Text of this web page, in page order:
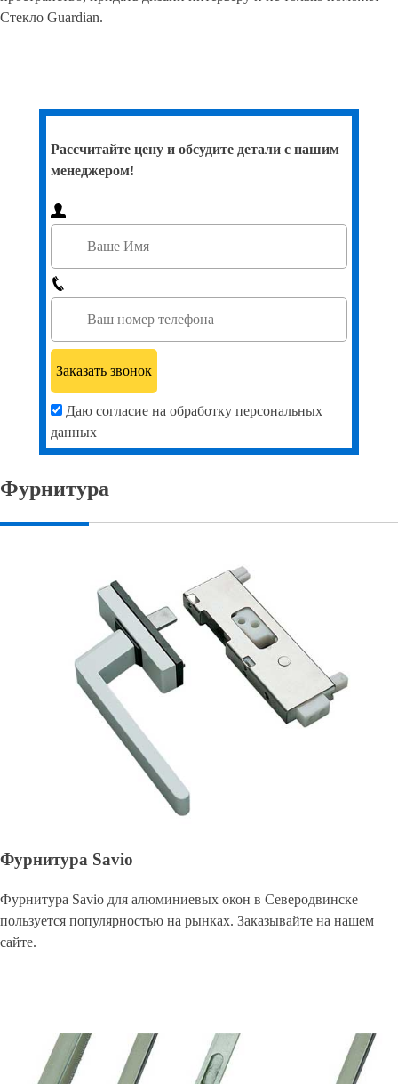
Стекло Guardian.
Рассчитайте цену и обсудите детали с нашим
менеджером!
Даю согласие на обработку персональных
данных
Фурнитура
Фурнитура Savio
Фурнитура Savio для алюминиевых окон в Северодвинске
пользуется популярностью на рынках. Заказывайте на нашем
сайте.